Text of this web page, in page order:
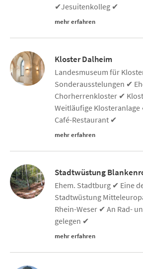
✔Jesuitenkolleg ✔
mehr erfahren
Kloster Dalheim
Landesmuseum für
Sonderausstelungen ✔
Chorherrenkloster ✔
Weitläufige
Café-Restaurant ✔
mehr erfahren
Stadtwüstung
Ehem. Stadtburg ✔ Eine
Stadtwüstung
Rhein-Weser ✔ An Rad-
gelegen ✔
mehr erfahren